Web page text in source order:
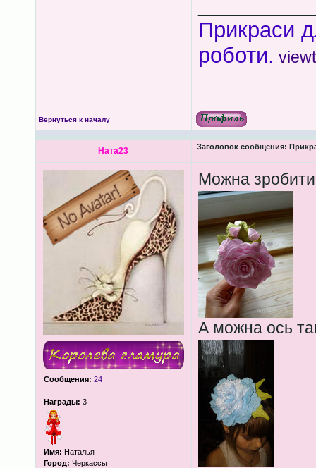
Прикраси
роботи.
Вернуться к началу
Ната23 Заголовок сообщения:
Сообщения: 24
Награды: 3
Имя: Наталья
Город: Черкассы
Можна зробити
А можна ось